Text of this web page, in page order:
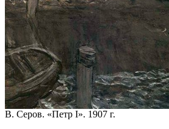
В. Серов. «Петр I». 1907 г.